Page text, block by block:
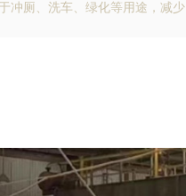
部应设计有反冲洗装置，以防止